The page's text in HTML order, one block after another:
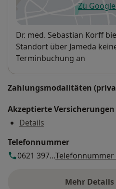
Zu
Verfügbarkeit
Dr. med. Sebastian Korff
Standort über Jameda
Terminbuchung an
Zahlungsmodalitäten
Akzeptierte Versicherungen
Details
Telefonnummer
0621 397...Telefonnummer
Mehr